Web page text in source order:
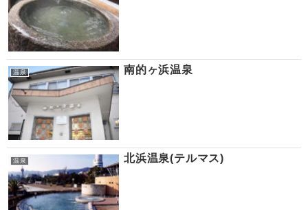
温泉 南的ヶ浜温泉
温泉 北浜温泉(テルマス)